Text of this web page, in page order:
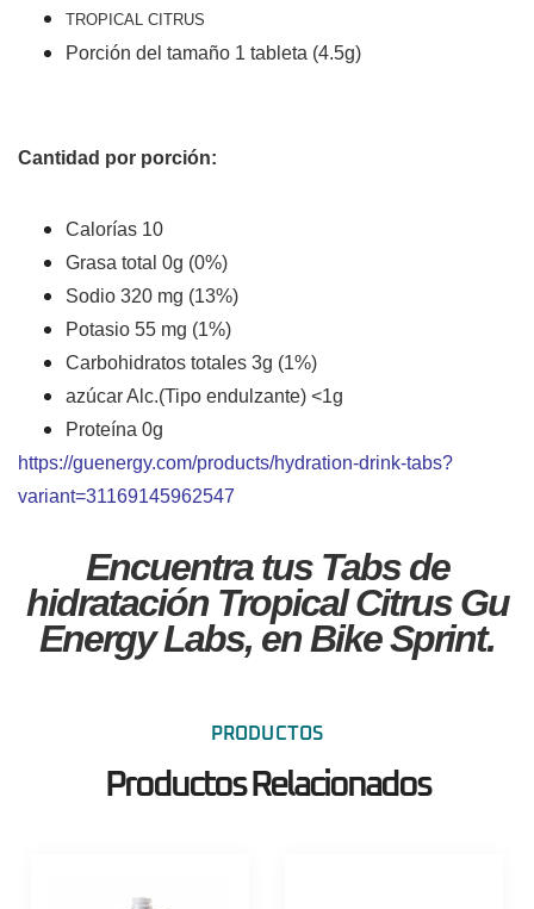
TROPICAL CITRUS
Porción del tamaño 1 tableta (4.5g)
Cantidad por porción:
Calorías 10
Grasa total 0g (0%)
Sodio 320 mg (13%)
Potasio 55 mg (1%)
Carbohidratos totales 3g (1%)
azúcar Alc.(Tipo endulzante) <1g
Proteína 0g
https://guenergy.com/products/hydration-drink-tabs?
variant=31169145962547
Encuentra tus Tabs de
hidratación Tropical Citrus Gu
Energy Labs, en Bike Sprint.
PRODUCTOS
Productos Relacionados